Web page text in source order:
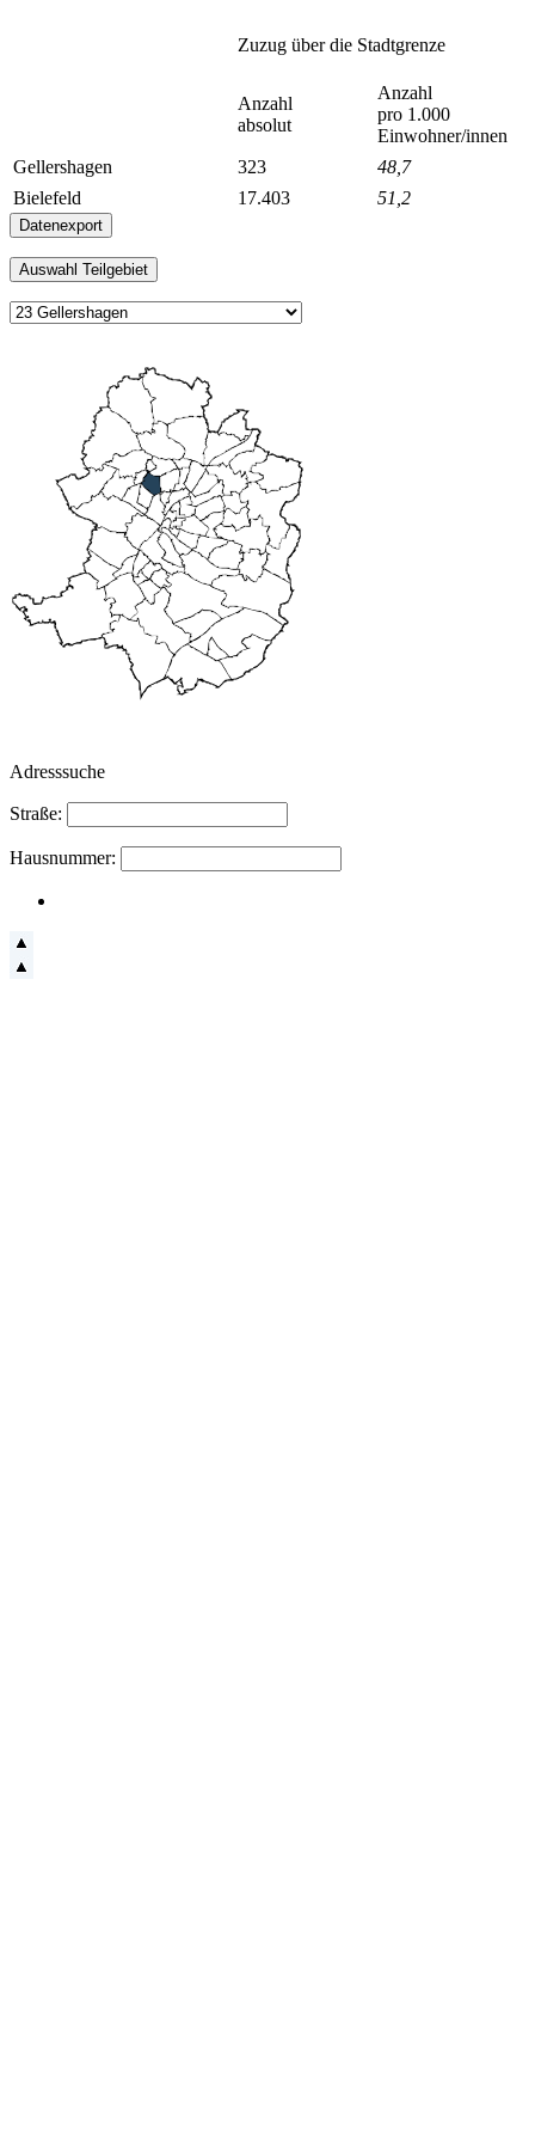
Zuzug über die Stadtgrenze
Anzahl
absolut
Anzahl
pro 1.000
Einwohner/innen
Gellershagen
323
48,7
Bielefeld
17.403 51,2
Adresssuche
Straße:
Hausnummer: